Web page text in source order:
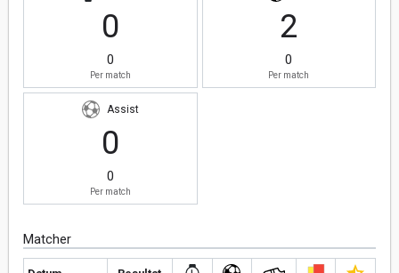
0
0
Per match
2
0
Per match
Assist
0
0
Per match
Matcher